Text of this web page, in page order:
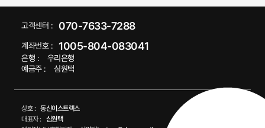
고객센터 : 070-7633-7288
계좌번호 : 1005-804-083041
은행 :
우리은행
예금주 :
심원택
상호 : 동신이스트렉스
대표자 :
심원택